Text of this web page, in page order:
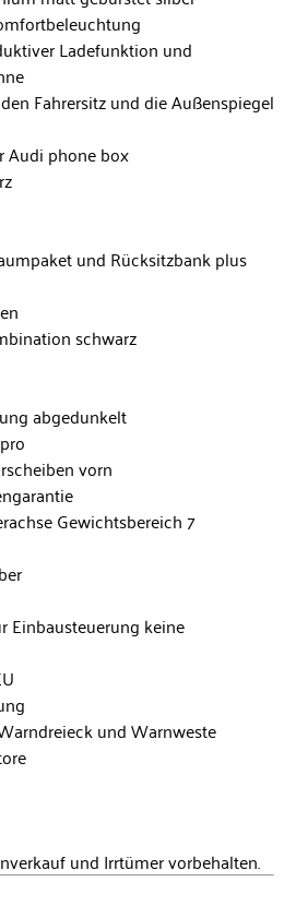
Ladefunktion und
Fahrersitz und die Außenspiegel
Audi phone box
und Rücksitzbank plus
schwarz
abgedunkelt
vorn
Gewichtsbereich 7
Einbausteuerung keine
und Warnweste
und Irrtümer vorbehalten.